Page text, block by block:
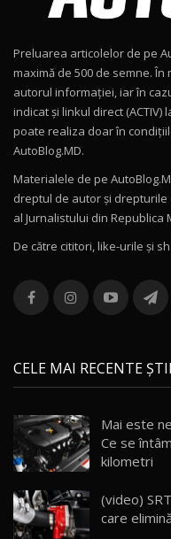
15:22
Drive
16:27
11
Noul
12
Noul
16:48
13
36:08
chinez
/17:27
15 14:37
16
13:10
Preluarea articolelor de pe
maximă de 500 de semne.
autorul informației, iar în
indicat și linkul direct
poate realiza doar în
AutoBlog.MD.
Materialele de pe
dreptul de autor și drepturile
al Jurnalistului din Republica
De către cititori, like-urile şi
CELE MAI RECENTE
Mai este
Ce se
kilometri
(video)
care